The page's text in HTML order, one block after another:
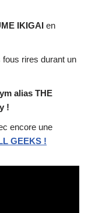
IKIGAI en
rires durant un
alias THE
!
encore une
GEEKS !